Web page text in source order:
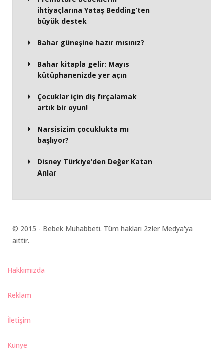
ihtiyaçlarına Yataş Bedding’ten
büyük destek
Bahar güneşine hazır mısınız?
Bahar kitapla gelir: Mayıs
kütüphanenizde yer açın
Çocuklar için diş fırçalamak
artık bir oyun!
Narsisizim çocuklukta mı
başlıyor?
Disney Türkiye’den Değer Katan
Anlar
© 2015 - Bebek Muhabbeti. Tüm hakları 2zler Medya'ya
aittir.
Hakkımızda
Reklam
İletişim
Künye